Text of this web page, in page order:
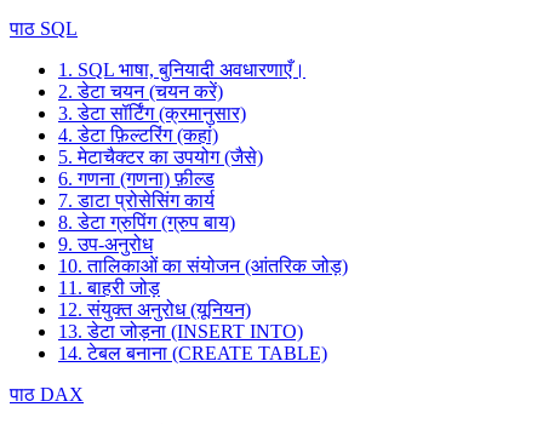
पाठ SQL
1. SQL भाषा, बुनियादी अवधारणाएँ।
2. डेटा चयन (चयन करें)
3. डेटा सॉर्टिंग (क्रमानुसार)
4. डेटा फ़िल्टरिंग (कहां)
5. मेटाचैक्टर का उपयोग (जैसे)
6. गणना (गणना) फ़ील्ड
7. डाटा प्रोसेसिंग कार्य
8. डेटा ग्रुपिंग (ग्रुप बाय)
9. उप-अनुरोध
10. तालिकाओं का संयोजन (आंतरिक जोड़)
11. बाहरी जोड़
12. संयुक्त अनुरोध (यूनियन)
13. डेटा जोड़ना (INSERT INTO)
14. टेबल बनाना (CREATE TABLE)
पाठ DAX